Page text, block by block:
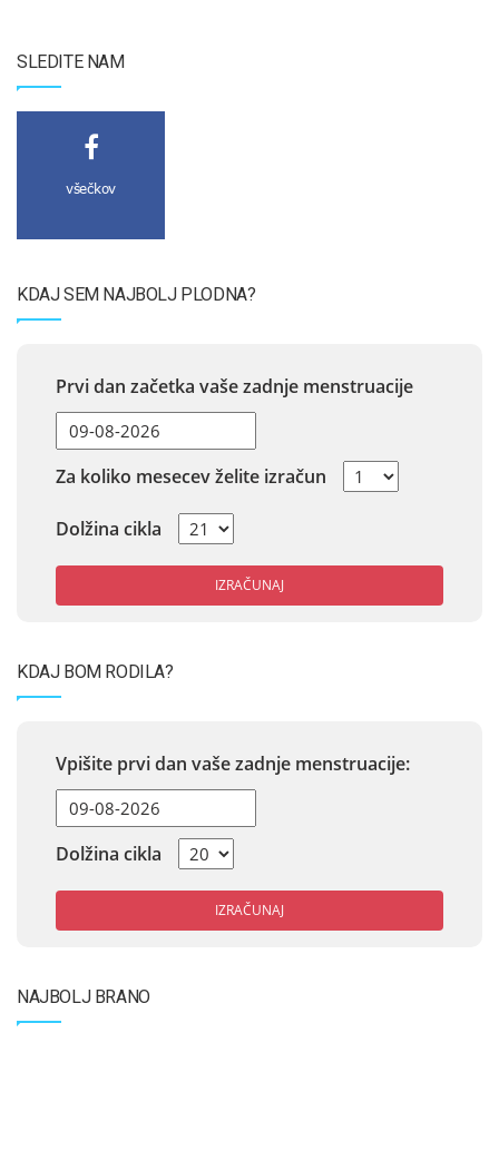
SLEDITE NAM
všečkov
KDAJ SEM NAJBOLJ PLODNA?
Prvi dan začetka vaše zadnje menstruacije
Za koliko mesecev želite izračun
Dolžina cikla
IZRAČUNAJ
KDAJ BOM RODILA?
Vpišite prvi dan vaše zadnje menstruacije:
Dolžina cikla
IZRAČUNAJ
NAJBOLJ BRANO